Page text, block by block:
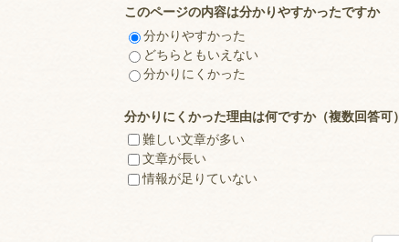
このページの内容は分かりやすかったですか
分かりやすかった
どちらともいえない
分かりにくかった
分かりにくかった理由は何ですか（複数回答可）
難しい文章が多い
文章が長い
情報が足りていない